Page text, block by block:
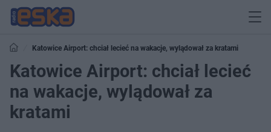
Katowice Airport: chciał lecieć na wakacje, wylądował za kratami
Katowice Airport: chciał lecieć
na wakacje, wylądował za
kratami